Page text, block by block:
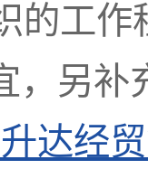
的工
，另补
达经